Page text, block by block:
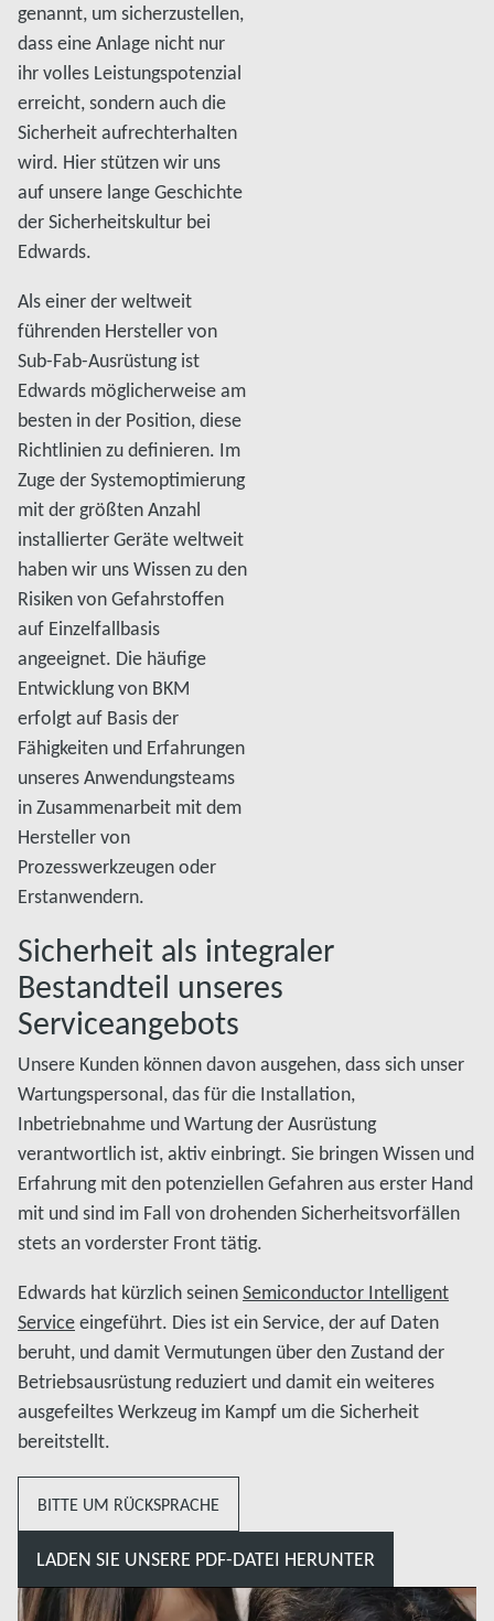
genannt, um sicherzustellen,
dass eine Anlage nicht nur
ihr volles Leistungspotenzial
erreicht, sondern auch die
Sicherheit aufrechterhalten
wird. Hier stützen wir uns
auf unsere lange Geschichte
der Sicherheitskultur bei
Edwards.
Als einer der weltweit
führenden Hersteller von
Sub-Fab-Ausrüstung ist
Edwards möglicherweise am
besten in der Position, diese
Richtlinien zu definieren. Im
Zuge der Systemoptimierung
mit der größten Anzahl
installierter Geräte weltweit
haben wir uns Wissen zu den
Risiken von Gefahrstoffen
auf Einzelfallbasis
angeeignet. Die häufige
Entwicklung von BKM
erfolgt auf Basis der
Fähigkeiten und Erfahrungen
unseres Anwendungsteams
in Zusammenarbeit mit dem
Hersteller von
Prozesswerkzeugen oder
Erstanwendern.
Sicherheit als integraler
Bestandteil unseres
Serviceangebots
Unsere Kunden können davon ausgehen, dass sich unser
Wartungspersonal, das für die Installation,
Inbetriebnahme und Wartung der Ausrüstung
verantwortlich ist, aktiv einbringt. Sie bringen Wissen und
Erfahrung mit den potenziellen Gefahren aus erster Hand
mit und sind im Fall von drohenden Sicherheitsvorfällen
stets an vorderster Front tätig.
Edwards hat kürzlich seinenSemiconductor Intelligent
Serviceeingeführt. Dies ist ein Service, der auf Daten
beruht, und damit Vermutungen über den Zustand der
Betriebsausrüstung reduziert und damit ein weiteres
ausgefeiltes Werkzeug im Kampf um die Sicherheit
bereitstellt.
BITTE UM RÜCKSPRACHE
LADEN SIE UNSERE PDF-DATEI HERUNTER